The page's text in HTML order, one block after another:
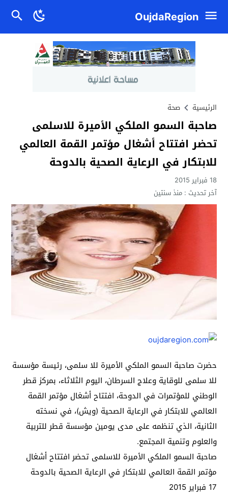
OujdaRegion
الرئيسية صحة
صاحبة السمو الملكي الأميرة للاسلمى
تحضر افتتاح أشغال مؤتمر القمة العالمي
للابتكار في الرعاية الصحية بالدوحة
18 فبراير 2015
آخر تحديث :منذ سنتين
حضرت صاحبة السمو الملكي الأميرة للا سلمى، رئيسة مؤسسة
للا سلمى للوقاية وعلاج السرطان، اليوم الثلاثاء، بمركز قطر
الوطني للمؤتمرات في الدوحة، افتتاح أشغال مؤتمر القمة
العالمي للابتكار في الرعاية الصحية (ويش)، في نسخته
الثانية، الذي تنظمه على مدى يومين مؤسسة قطر للتربية
والعلوم وتنمية المجتمع.
صاحبة السمو الملكي الأميرة للاسلمى تحضر افتتاح أشغال
مؤتمر القمة العالمي للابتكار في الرعاية الصحية بالدوحة
17 فبراير 2015